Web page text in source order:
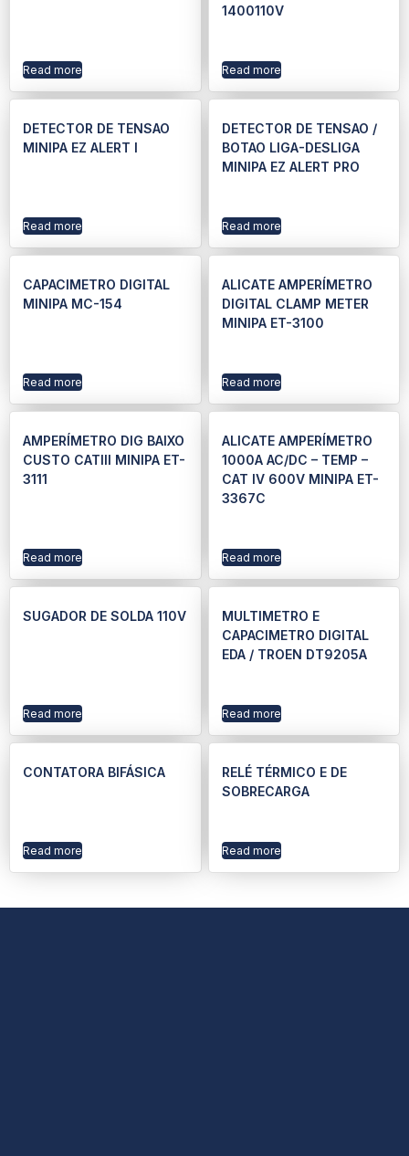
Read more
1400110V
Read more
DETECTOR DE TENSAO
MINIPA EZ ALERT I
Read more
DETECTOR DE TENSAO /
BOTAO LIGA-DESLIGA
MINIPA EZ ALERT PRO
Read more
CAPACIMETRO DIGITAL
MINIPA MC-154
Read more
ALICATE AMPERÍMETRO
DIGITAL CLAMP METER
MINIPA ET-3100
Read more
AMPERÍMETRO DIG BAIXO
CUSTO CATIII MINIPA ET-
3111
Read more
ALICATE AMPERÍMETRO
1000A AC/DC – TEMP –
CAT IV 600V MINIPA ET-
3367C
Read more
SUGADOR DE SOLDA 110V
Read more
MULTIMETRO E
CAPACIMETRO DIGITAL
EDA / TROEN DT9205A
Read more
CONTATORA BIFÁSICA
Read more
RELÉ TÉRMICO E DE
SOBRECARGA
Read more